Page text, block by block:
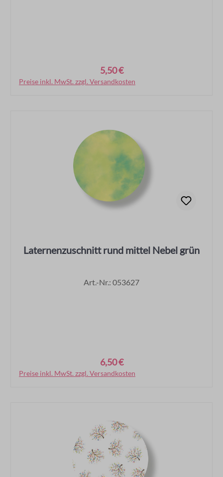
5,50 €
Preise inkl. MwSt. zzgl. Versandkosten
In den Warenkorb
Laternenzuschnitt rund mittel Nebel grün
Art.-Nr.: 053627
6,50 €
Preise inkl. MwSt. zzgl. Versandkosten
In den Warenkorb